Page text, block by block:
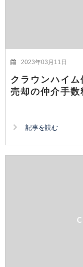
2023年03月11日
クラウンハイム
売却の仲介手数
記事を読む